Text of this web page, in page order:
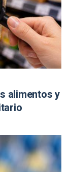
alimentos y